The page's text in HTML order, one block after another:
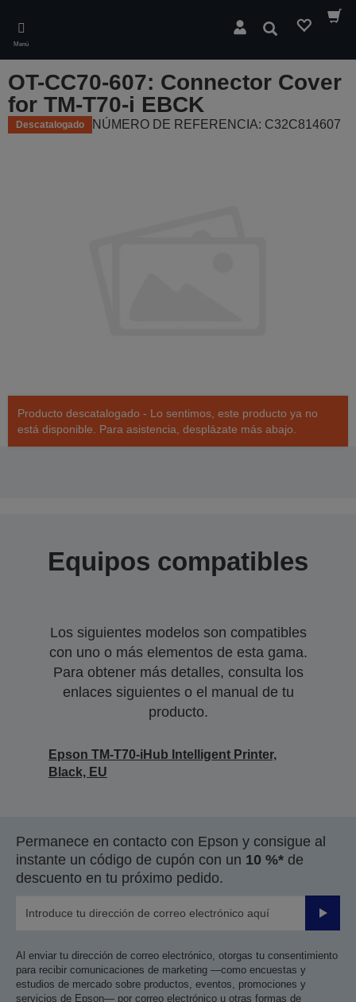
main
content
Menú
Buscar
OT-CC70-607: Connector Cover
for TM-T70-i EBCK
Descatalogado NÚMERO DE REFERENCIA: C32C814607
Producto descatalogado - Lo sentimos, este producto ya no
está disponible. Para asistencia, desplázate más abajo.
Equipos compatibles
Los siguientes modelos son compatibles
con uno o más elementos de esta gama.
Para obtener más detalles, consulta los
enlaces siguientes o el manual de tu
producto.
Epson TM-T70-iHub Intelligent Printer,
Black, EU
Permanece en contacto con Epson y consigue al
instante un código de cupón con un 10 %* de
descuento en tu próximo pedido.
Enviar
Al enviar tu dirección de correo electrónico, otorgas tu consentimiento
para recibir comunicaciones de marketing —como encuestas y
estudios de mercado sobre productos, eventos, promociones y
servicios de Epson— por correo electrónico u otras formas de